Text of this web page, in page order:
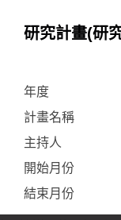
研究計畫(研
年度
計畫名稱
主持人
開始月份
結束月份